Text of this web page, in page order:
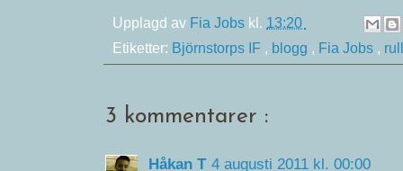
Upplagd av Fia Jobs kl. 13:20
Etiketter: Björnstorps IF , blogg , Fia Jobs ,
3 kommentarer :
Håkan T 4 augusti 2011 kl. 00:00